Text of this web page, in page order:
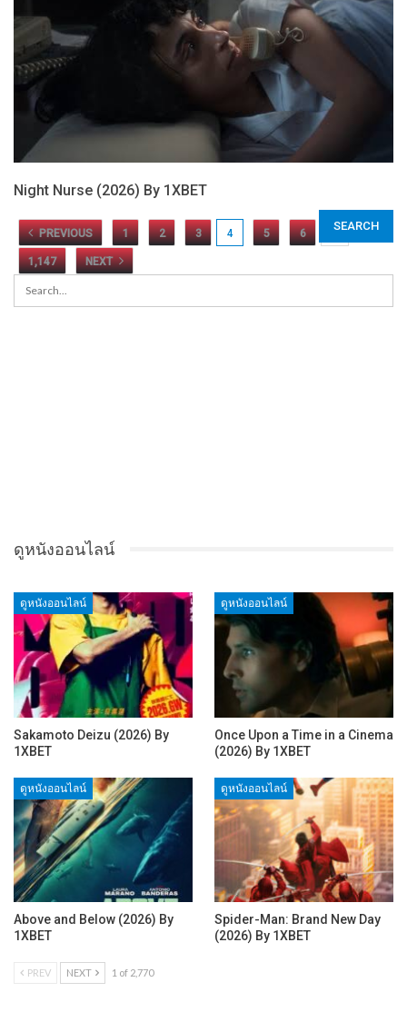
Night Nurse (2026) By 1XBET
PREVIOUS 1 2 3 4 5 6 …
1,147 NEXT
ดูหนังออนไลน์
ดูหนังออนไลน์
Sakamoto Deizu (2026) By
1XBET
ดูหนังออนไลน์
Once Upon a Time in a Cinema
(2026) By 1XBET
ดูหนังออนไลน์
Above and Below (2026) By
1XBET
ดูหนังออนไลน์
Spider-Man: Brand New Day
(2026) By 1XBET
PREV NEXT 1 of 2,770